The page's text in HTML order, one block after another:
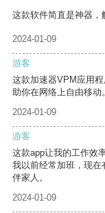
这款软件简直是神器，
2024-01-09
游客
这款加速器VPM应用
助你在网络上自由移动。
2024-01-09
游客
这款app让我的工作效
我以前经常加班，现
伴家人。
2024-01-09